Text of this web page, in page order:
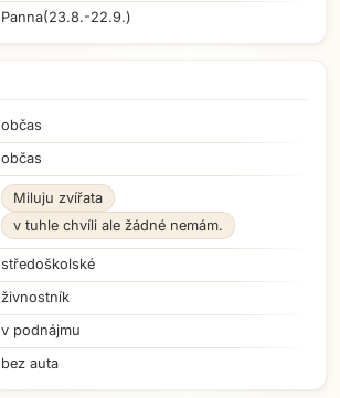
Panna(23.8.-22.9.)
občas
občas
Miluju zvířata
v tuhle chvíli ale žádné nemám.
středoškolské
živnostník
v podnájmu
bez auta